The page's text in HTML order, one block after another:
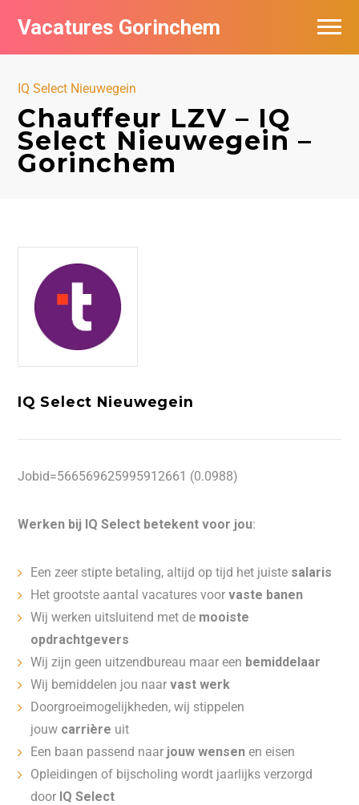
Vacatures Gorinchem
IQ Select Nieuwegein
Chauffeur LZV – IQ
Select Nieuwegein –
Gorinchem
IQ Select Nieuwegein
Jobid=566569625995912661 (0.0988)
Werken bij IQ Select betekent voor jou:
Een zeer stipte betaling, altijd op tijd het juiste salaris
Het grootste aantal vacatures voorvaste banen
Wij werken uitsluitend met de mooiste
opdrachtgevers
Wij zijn geen uitzendbureau maar een bemiddelaar
Wij bemiddelen jou naarvast werk
Doorgroeimogelijkheden, wij stippelen
jouw carrière uit
Een baan passend naar jouw wensenen eisen
Opleidingen of bijscholing wordt jaarlijks verzorgd
door IQ Select
Vacatures bij bedrijven in Gorinchem
De populairste vacatures in Gorinchem
Nieuwsbrief feed